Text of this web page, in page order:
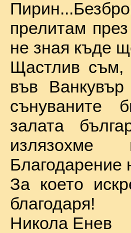
прелитам
не зная къде
Щастлив съм,
във
сънуваните
залата
Благодарение
За което
благодаря!
Никола Енев